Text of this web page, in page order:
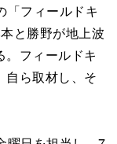
「フィールドキ
と勝野が地上波
フィールドキ
自ら取材し、そ